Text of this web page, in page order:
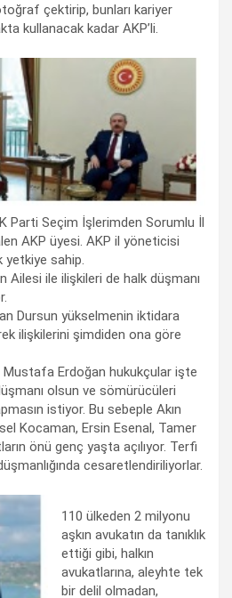
çektirip, bunları kariyer
kullanacak kadar AKP’li.
Parti Seçim İşlerimden Sorumlu İl
AKP üyesi. AKP il yöneticisi
yetkiye sahip.
Ailesi ile ilişkileri de halk düşmanı
Dursun yükselmenin iktidara
ilişkilerini şimdiden ona göre
Erdoğan hukukçular işte
olsun ve sömürücüleri
istiyor. Bu sebeple Akın
Kocaman, Ersin Esenal, Tamer
önü genç yaşta açılıyor. Terﬁ
cesaretlendiriliyorlar.
110 ülkeden 2 milyonu
aşkın avukatın da tanıklık
ettiği gibi, halkın
avukatlarına, aleyhte tek
bir delil olmadan,